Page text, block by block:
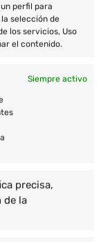
perfil para
selección de
los servicios, Uso
el contenido.
Siempre activo
precisa,
de la